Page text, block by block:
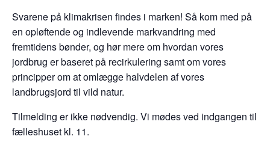
Svarene på klimakrisen findes i marken! Så kom med på
en opløftende og indlevende markvandring med
fremtidens bønder, og hør mere om hvordan vores
jordbrug er baseret på recirkulering samt om vores
principper om at omlægge halvdelen af vores
landbrugsjord til vild natur.
Tilmelding er ikke nødvendig. Vi mødes ved indgangen til
fælleshuset kl. 11.